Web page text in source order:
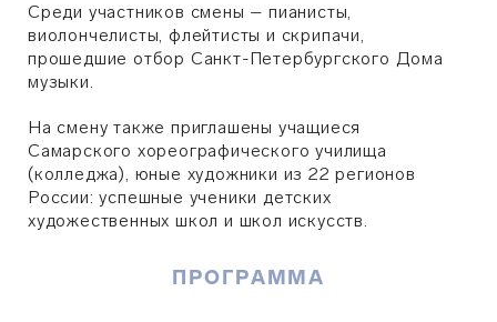
Среди участников смены – пианисты,
виолончелисты, флейтисты и скрипачи,
прошедшие отбор Санкт-Петербургского Дома
музыки.
На смену также приглашены учащиеся
Самарского хореографического училища
(колледжа), юные художники из 22 регионов
России: успешные ученики детских
художественных школ и школ искусств.
ПРОГРАММА